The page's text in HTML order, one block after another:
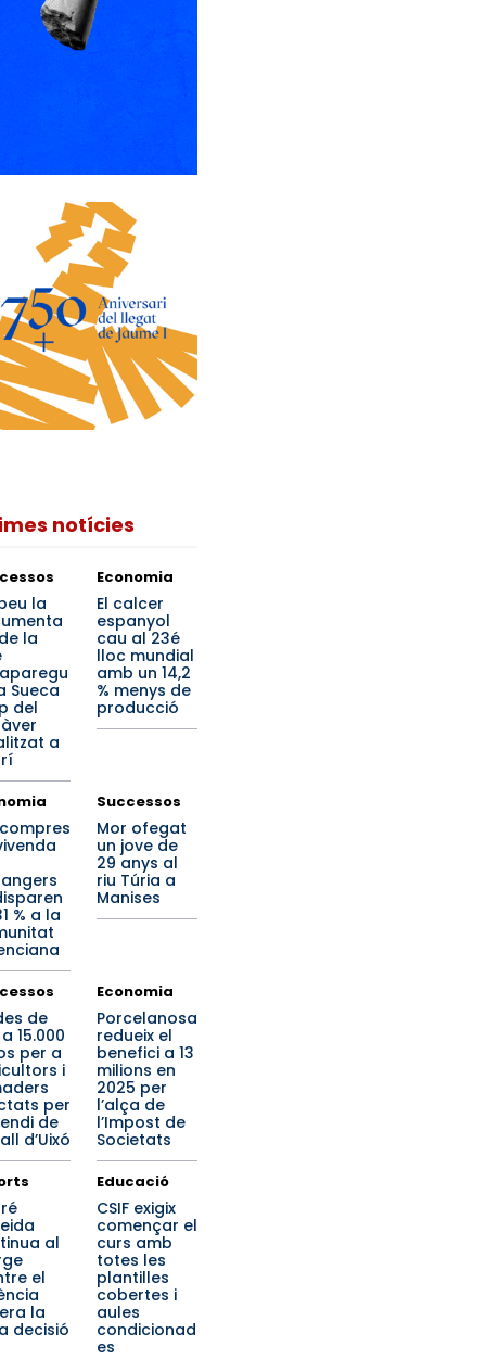
notícies
la
la
Sueca
del
a
Economia
El calcer
espanyol
cau al 23é
lloc mundial
amb un 14,2
% menys de
producció
% a la
Successos
Mor ofegat
un jove de
29 anys al
riu Túria a
Manises
de
15.000
per a
i
per
de
d’Uixó
Economia
Porcelanosa
redueix el
benefici a 13
milions en
2025 per
l’alça de
l’Impost de
Societats
al
el
la
decisió
Educació
CSIF exigix
començar el
curs amb
totes les
plantilles
cobertes i
aules
condicionad
es